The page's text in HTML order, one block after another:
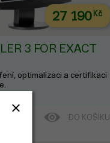
27 190Kč
3 FOR EXACT
optimalizaci a certifikaci
DO KOŠÍKU